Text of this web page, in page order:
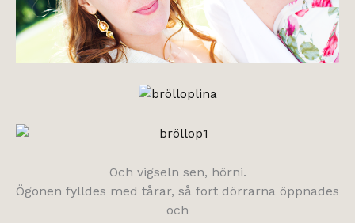
Och vigseln sen, hörni.
Ögonen fylldes med tårar, så fort dörrarna öppnades
och